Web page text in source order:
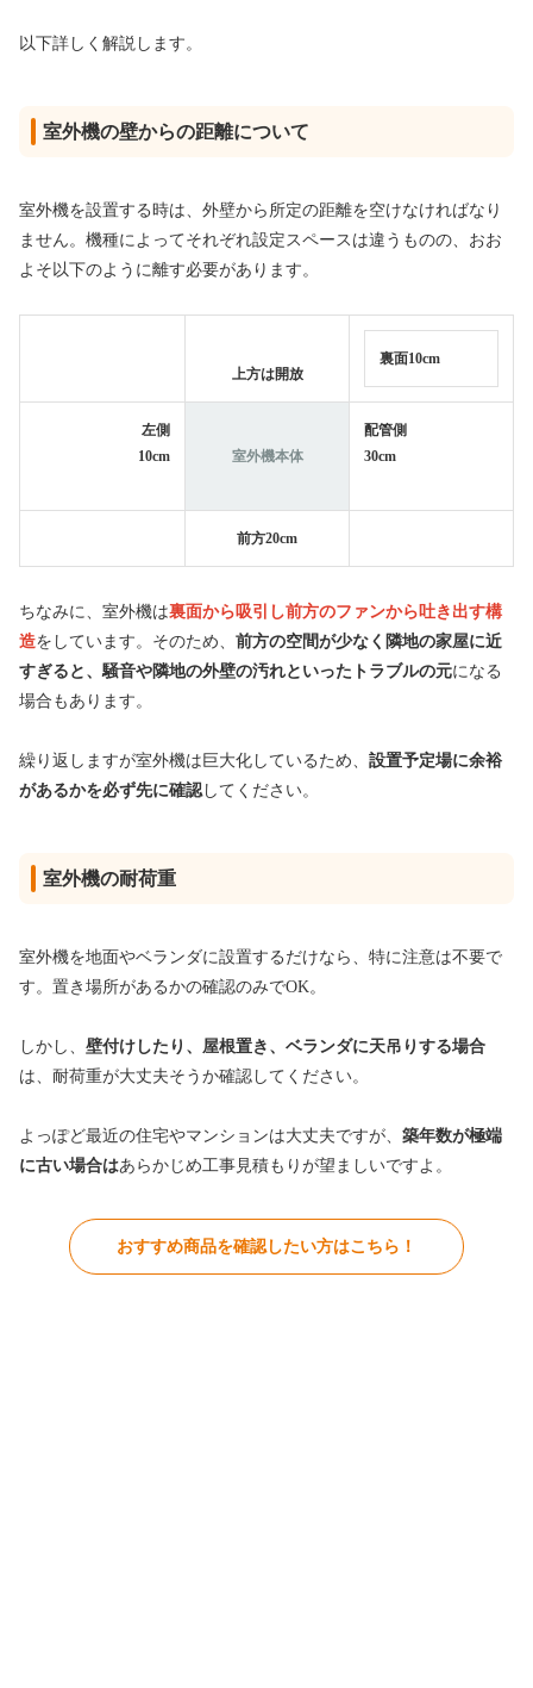
以下詳しく解説します。
室外機の壁からの距離について
室外機を設置する時は、外壁から所定の距離を空けなければなり
ません。機種によってそれぞれ設定スペースは違うものの、おお
よそ以下のように離す必要があります。
上方は開放
裏面10cm
左側
10cm
室外機本体
配管側
30cm
前方20cm
ちなみに、室外機は裏面から吸引し前方のファンから吐き出す構
造をしています。そのため、 前方の空間が少なく隣地の家屋に近
すぎると、騒音や隣地の外壁の汚れといったトラブルの元になる
場合もあります。
繰り返しますが室外機は巨大化しているため、 設置予定場に余裕
があるかを必ず先に確認 してください。
室外機の耐荷重
室外機を地面やベランダに設置するだけなら、特に注意は不要で
す。置き場所があるかの確認のみでOK。
しかし、 壁付けしたり、屋根置き、ベランダに天吊りする場合
は、耐荷重が大丈夫そうか確認してください。
よっぽど最近の住宅やマンションは大丈夫ですが、 築年数が極端
に古い場合はあらかじめ工事見積もりが望ましいですよ。
おすすめ商品を確認したい方はこちら！